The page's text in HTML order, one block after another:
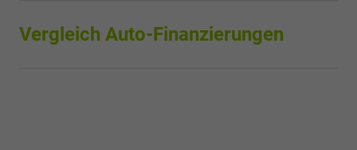
Vergleich Auto-Finanzierungen